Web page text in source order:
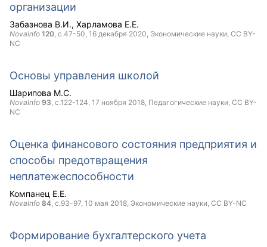
организации
Забазнова В.И. Харламова Е.Е.
NovaInfo 120, с.47-50, 16 декабря 2020, Экономические науки, CC BY-
NC
Основы управления школой
Шарипова М.С.
NovaInfo 93, с.122-124, 17 ноября 2018, Педагогические науки, CC BY-
NC
Оценка финансового состояния предприятия и
способы предотвращения
неплатежеспособности
Компанец Е.Е.
NovaInfo 84, с.93-97, 10 мая 2018, Экономические науки, CC BY-NC
Формирование бухгалтерского учета